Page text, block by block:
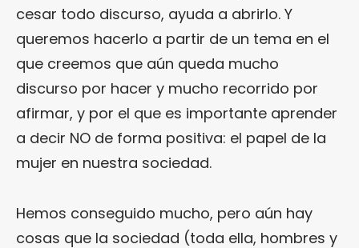
cesar todo discurso, ayuda a abrirlo. Y
queremos hacerlo a partir de un tema en el
que creemos que aún queda mucho
discurso por hacer y mucho recorrido por
afirmar, y por el que es importante aprender
a decir NO de forma positiva: el papel de la
mujer en nuestra sociedad.
Hemos conseguido mucho, pero aún hay
cosas que la sociedad (toda ella, hombres y